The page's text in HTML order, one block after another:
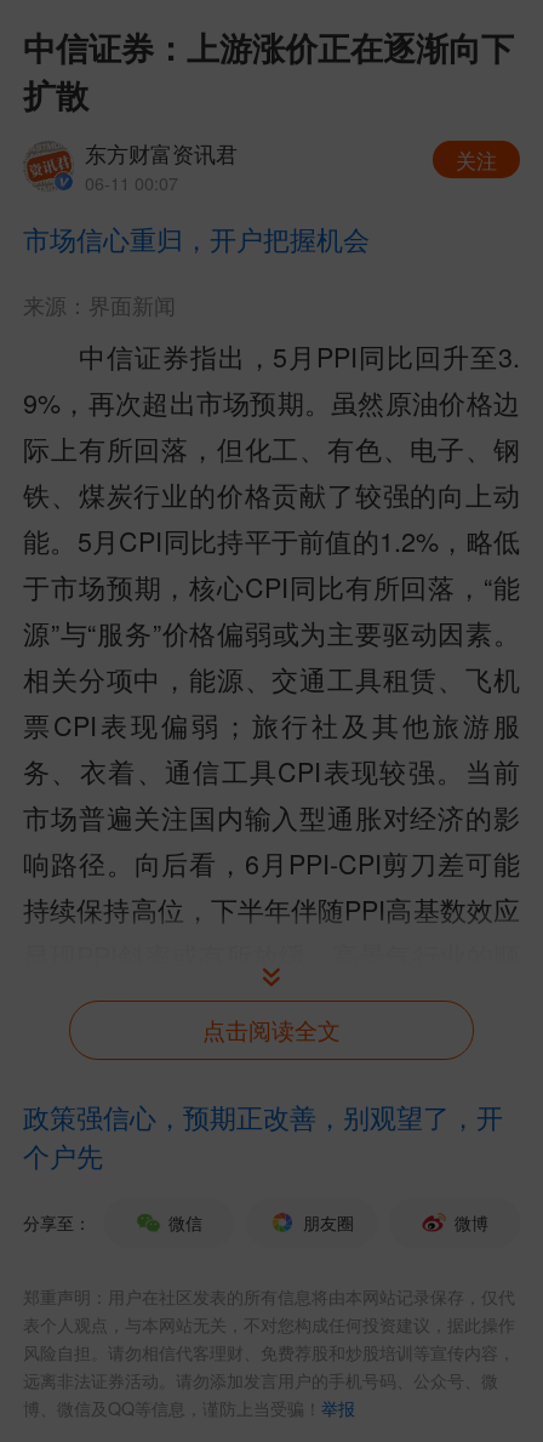
中信证券：上游涨价正在逐渐向下
扩散
东方财富资讯君
06-11 00:07
关注
市场信心重归，开户把握机会
来源：界面新闻
中信证券指出，5月PPI同比回升至3.
9%，再次超出市场预期。虽然原油价格边
际上有所回落，但化工、有色、电子、钢
铁、煤炭行业的价格贡献了较强的向上动
能。5月CPI同比持平于前值的1.2%，略低
于市场预期，核心CPI同比有所回落，“能
源”与“服务”价格偏弱或为主要驱动因素。
相关分项中，能源、交通工具租赁、飞机
票CPI表现偏弱；旅行社及其他旅游服
务、衣着、通信工具CPI表现较强。当前
市场普遍关注国内输入型通胀对经济的影
响路径。向后看，6月PPI-CPI剪刀差可能
持续保持高位，下半年伴随PPI高基数效应
价能力或较强，但需求偏弱行业的顺价不
畅问题或将逐渐显现。若国际原油价格持
或将呈现出“先上升、后下降”的走势特
下，债市近期整体偏强运行。消费端政策
定价可能更多停留在输入性、成本端的视
角上，长债利率趋势性回升风险也较为有
限。
点击阅读全文
政策强信心，预期正改善，别观望了，开
个户先
分享至： 微信 朋友圈 微博
郑重声明：用户在社区发表的所有信息将由本网站记录保存，仅代
表个人观点，与本网站无关，不对您构成任何投资建议，据此操作
风险自担。请勿相信代客理财、免费荐股和炒股培训等宣传内容，
远离非法证券活动。请勿添加发言用户的手机号码、公众号、微
博、微信及QQ等信息，谨防上当受骗！举报